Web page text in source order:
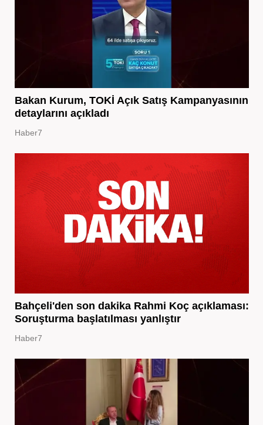
Bakan Kurum, TOKİ Açık Satış Kampanyasının
detaylarını açıkladı
Haber7
Bahçeli'den son dakika Rahmi Koç açıklaması:
Soruşturma başlatılması yanlıştır
Haber7